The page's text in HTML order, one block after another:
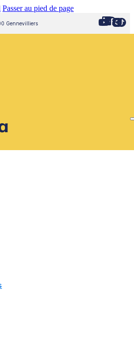
Passer au pied de page
Gennevilliers